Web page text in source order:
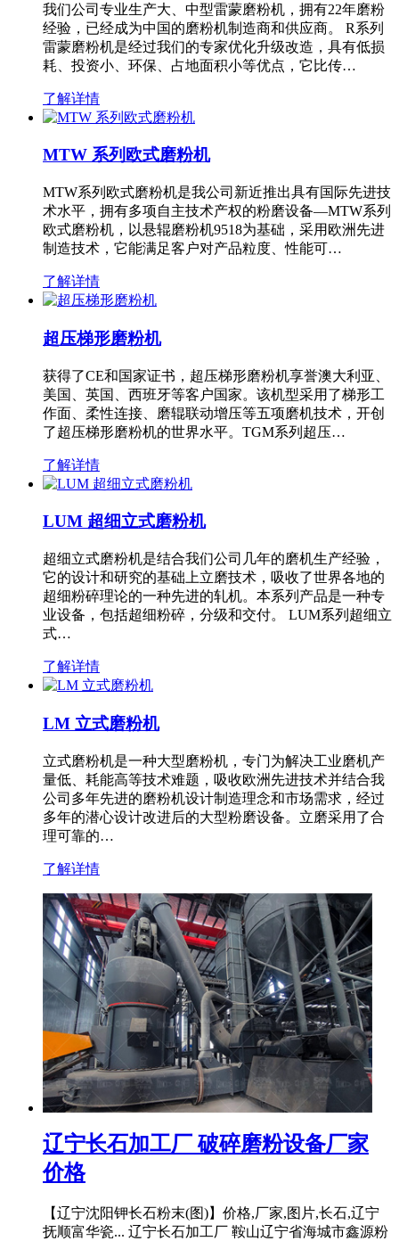
我们公司专业生产大、中型雷蒙磨粉机，拥有22年磨粉
经验，已经成为中国的磨粉机制造商和供应商。 R系列
雷蒙磨粉机是经过我们的专家优化升级改造，具有低损
耗、投资小、环保、占地面积小等优点，它比传…
了解详情
MTW 系列欧式磨粉机
MTW系列欧式磨粉机是我公司新近推出具有国际先进技
术水平，拥有多项自主技术产权的粉磨设备—MTW系列
欧式磨粉机，以悬辊磨粉机9518为基础，采用欧洲先进
制造技术，它能满足客户对产品粒度、性能可…
了解详情
超压梯形磨粉机
获得了CE和国家证书，超压梯形磨粉机享誉澳大利亚、
美国、英国、西班牙等客户国家。该机型采用了梯形工
作面、柔性连接、磨辊联动增压等五项磨机技术，开创
了超压梯形磨粉机的世界水平。TGM系列超压…
了解详情
LUM 超细立式磨粉机
超细立式磨粉机是结合我们公司几年的磨机生产经验，
它的设计和研究的基础上立磨技术，吸收了世界各地的
超细粉碎理论的一种先进的轧机。本系列产品是一种专
业设备，包括超细粉碎，分级和交付。 LUM系列超细立
式…
了解详情
LM 立式磨粉机
立式磨粉机是一种大型磨粉机，专门为解决工业磨机产
量低、耗能高等技术难题，吸收欧洲先进技术并结合我
公司多年先进的磨粉机设计制造理念和市场需求，经过
多年的潜心设计改进后的大型粉磨设备。立磨采用了合
理可靠的…
了解详情
辽宁长石加工厂 破碎磨粉设备厂家
价格
【辽宁沈阳钾长石粉末(图)】价格,厂家,图片,长石,辽宁
抚顺富华瓷... 辽宁长石加工厂 鞍山辽宁省海城市鑫源粉